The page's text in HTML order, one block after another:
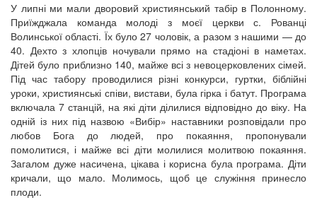
У липні ми мали дворовий християнський табір в Полонному.
Приїжджала команда молоді з моєї церкви с. Рованці
Волинської області. Їх було 27 чоловік, а разом з нашими — до
40. Дехто з хлопців ночували прямо на стадіоні в наметах.
Дітей було приблизно 140, майже всі з невоцерковлених сімей.
Під час табору проводилися різні конкурси, гуртки, біблійні
уроки, християнські співи, вистави, була гірка і батут. Програма
включала 7 станцій, на які діти ділилися відповідно до віку. На
одній із них під назвою «Вибір» наставники розповідали про
любов Бога до людей, про покаяння, пропонували
помолитися, і майже всі діти молилися молитвою покаяння.
Загалом дуже насичена, цікава і корисна була програма. Діти
кричали, що мало. Молимось, щоб це служіння принесло
плоди.